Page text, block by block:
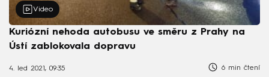
Video
Kuriózní nehoda autobusu ve směru z Prahy na
Ústí zablokovala dopravu
4. led 2021, 09:35 6 min čtení